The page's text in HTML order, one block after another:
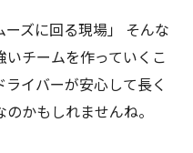
ーズに回る現場」 そんな
チームを作っていくこ
イバーが安心して長く
かもしれませんね。